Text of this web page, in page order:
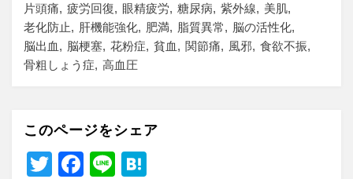
片頭痛
疲労回復 眼精疲労 糖尿病 紫外線
美肌
老化防止
肝機能強化 肥満 脂質異常
脳の活性化
脳出血
脳梗塞 花粉症 貧血 関節痛 風邪 食欲不振
骨粗しょう症
高血圧
このページをシェア
T
F
Li